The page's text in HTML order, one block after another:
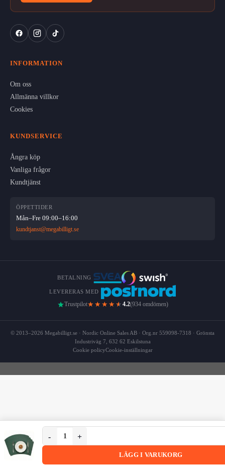
INFORMATION
Om oss
Allmänna villkor
Cookies
KUNDSERVICE
Ångra köp
Vanliga frågor
Kundtjänst
ÖPPETTIDER
Mån–Fre 09:00–16:00
kundtjanst@megabilligt.se
BETALNING
LEVERERAS MED
Trustpilot★★★★ ★ 4.2(934 omdömen)
© 2013–2026 Megabilligt.se · Nordic Online Sales AB · Org.nr 559098-7318 · Grönsta
Industriväg 7, 632 62 Eskilstuna
Cookie policyCookie-inställningar
4-pack Bordstablett i Konstläder 43x30cm Båge Mörkgrön
4-pack Bordstablett i Konstläder 43x30cm Båge Mörkgrön
LÄGG I VARUKORG